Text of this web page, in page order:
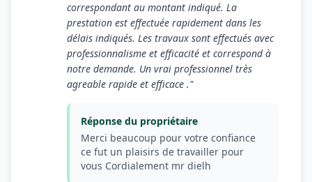
correspondant au montant indiqué. La
prestation est effectuée rapidement dans les
délais indiqués. Les travaux sont effectués avec
professionnalisme et efficacité et correspond à
notre demande. Un vrai professionnel très
agreable rapide et efficace ."
Réponse du propriétaire
Merci beaucoup pour votre confiance
ce fut un plaisirs de travailler pour
vous Cordialement mr dielh